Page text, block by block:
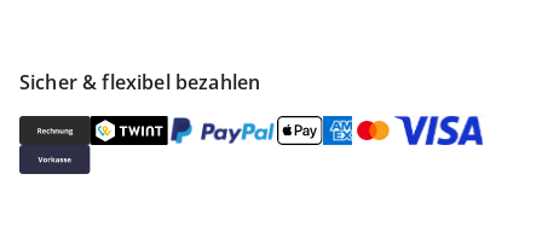
Sicher & flexibel bezahlen